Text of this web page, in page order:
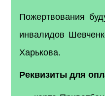
Пожертвования
инвалидов
Харькова.
Реквизиты для